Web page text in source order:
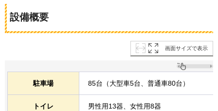
設備概要
画面サイズで表示
駐車場 85台（大型車5台、普通車80台）
トイレ 男性用13器、女性用8器